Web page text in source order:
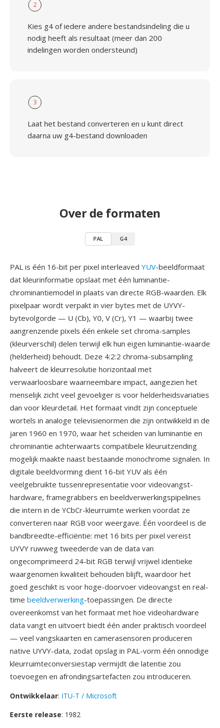
2
Kies g4 of iedere andere bestandsindeling die u
nodig heeft als resultaat (meer dan 200
indelingen worden ondersteund)
3
Laat het bestand converteren en u kunt direct
daarna uw g4-bestand downloaden
Over de formaten
PAL G4
PAL is één 16-bit per pixel interleaved YUV-beeldformaat
dat kleurinformatie opslaat met één luminantie-
chrominantiemodel in plaats van directe RGB-waarden. Elk
pixelpaar wordt verpakt in vier bytes met de UYVY-
bytevolgorde — U (Cb), Y0, V (Cr), Y1 — waarbij twee
aangrenzende pixels één enkele set chroma-samples
(kleurverschil) delen terwijl elk hun eigen luminantie-waarde
(helderheid) behoudt. Deze 4:2:2 chroma-subsampling
halveert de kleurresolutie horizontaal met
verwaarloosbare waarneembare impact, aangezien het
menselijk zicht veel gevoeliger is voor helderheidsvariaties
dan voor kleurdetail. Het formaat vindt zijn conceptuele
wortels in analoge televisienormen die zijn ontwikkeld in de
jaren 1960 en 1970, waar het scheiden van luminantie en
chrominantie achterwaarts compatibele kleuruitzending
mogelijk maakte naast bestaande monochrome signalen. In
digitale beeldvorming dient 16-bit YUV als één
veelgebruikte tussenrepresentatie voor videovangst-
hardware, framegrabbers en beeldverwerkingspipelines
die intern in de YCbCr-kleurruimte werken voordat ze
converteren naar RGB voor weergave. Één voordeel is de
bandbreedte-efficiëntie: met 16 bits per pixel vereist
UYVY ruwweg tweederde van de data van
ongecomprimeerd 24-bit RGB terwijl vrijwel identieke
waargenomen kwaliteit behouden blijft, waardoor het
goed geschikt is voor hoge-doorvoer videovangst en real-
time beeldverwerking-toepassingen. De directe
overeenkomst van het formaat met hoe videohardware
data vangt en uitvoert biedt één ander praktisch voordeel
— veel vangskaarten en camerasensoren produceren
native UYVY-data, zodat opslag in PAL-vorm één onnodige
kleurruimteconversiestap vermijdt die latentie zou
toevoegen en afrondingsartefacten zou introduceren.
Ontwikkelaar: ITU-T / Microsoft
Eerste release: 1982